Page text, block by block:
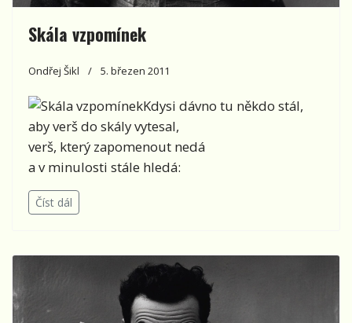
Skála vzpomínek
Ondřej Šikl 5. březen 2011
Kdysi dávno tu někdo stál,
aby verš do skály vytesal,
verš, který zapomenout nedá
a v minulosti stále hledá:
Číst dál